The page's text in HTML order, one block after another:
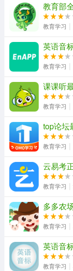
medibang绘画直装版
弹弹钢琴直装版
教育部
教育学习
英语音
教育学习
课课听
教育学习
top论坛
教育学习
云易考
教育学习
多多农
教育学习
英语音
教育学习